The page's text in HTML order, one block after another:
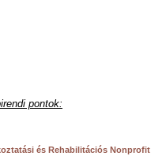
pontok:
és Rehabilitációs Nonprofit